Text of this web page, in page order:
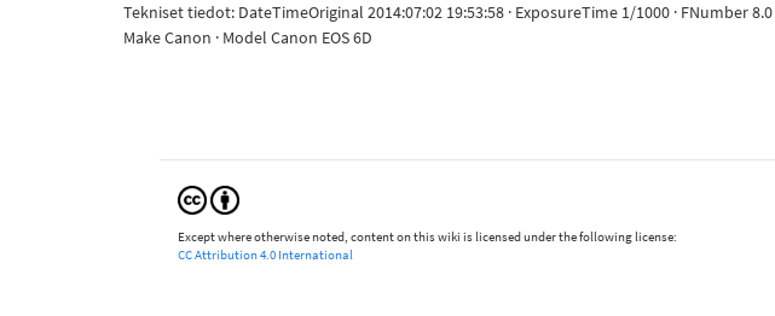
Tekniset tiedot: DateTimeOriginal 2014:07:02 19:53:58 · ExposureTime 1/1000 · FNumber
Make Canon · Model Canon EOS 6D
Except where otherwise noted, content on this wiki is licensed under the following license:
CC Attribution 4.0 International